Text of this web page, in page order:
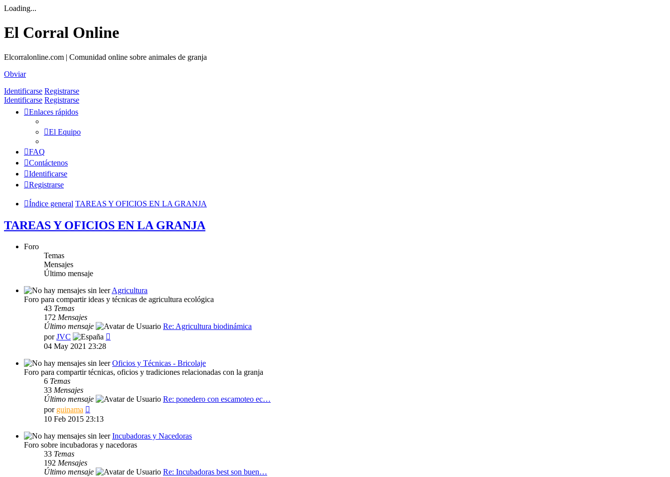
Loading...
El Corral Online
Elcorralonline.com | Comunidad online sobre animales de granja
Obviar
Identificarse Registrarse
Identificarse Registrarse
Enlaces rápidos
El Equipo
FAQ
Contáctenos
Identificarse
Registrarse
Índice general TAREAS Y OFICIOS EN LA GRANJA
TAREAS Y OFICIOS EN LA GRANJA
Foro
Temas
Mensajes
Último mensaje
Agricultura
Foro para compartir ideas y técnicas de agricultura ecológica
43 Temas
172 Mensajes
Último mensaje
Re: Agricultura biodinámica
porJVC
04 May 2021 23:28
Oficios y Técnicas - Bricolaje
Foro para compartir técnicas, oficios y tradiciones relacionadas con la granja
6 Temas
33 Mensajes
Último mensaje
Re: ponedero con escamoteo ec…
por guinama
último
10 Feb 2015 23:13
Incubadoras y Nacedoras
Foro sobre incubadoras y nacedoras
33 Temas
192 Mensajes
Último mensaje
Re: Incubadoras best son buen…